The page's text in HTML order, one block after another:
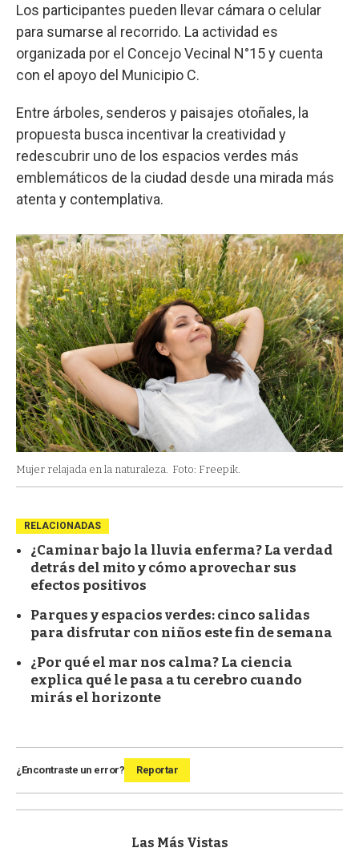
Los participantes pueden llevar cámara o celular
para sumarse al recorrido. La actividad es
organizada por el Concejo Vecinal N°15 y cuenta
con el apoyo del Municipio C.
Entre árboles, senderos y paisajes otoñales, la
propuesta busca incentivar la creatividad y
redescubrir uno de los espacios verdes más
emblemáticos de la ciudad desde una mirada más
atenta y contemplativa.
Mujer relajada en la naturaleza. Foto: Freepik.
RELACIONADAS
¿Caminar bajo la lluvia enferma? La verdad
detrás del mito y cómo aprovechar sus
efectos positivos
Parques y espacios verdes: cinco salidas
para disfrutar con niños este fin de semana
¿Por qué el mar nos calma? La ciencia
explica qué le pasa a tu cerebro cuando
mirás el horizonte
¿Encontraste un error? Reportar
Las Más Vistas